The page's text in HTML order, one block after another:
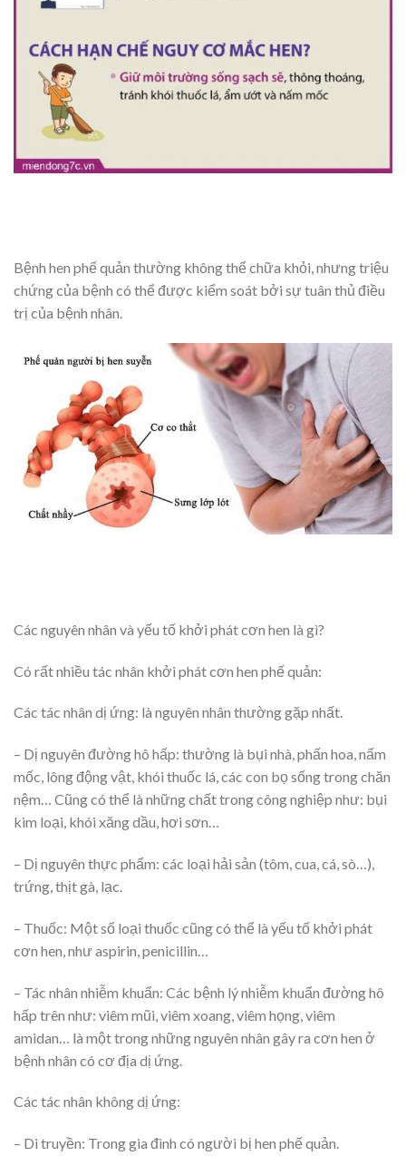
Bệnh hen phế quản thường không thể chữa khỏi, nhưng triệu
chứng của bệnh có thể được kiểm soát bởi sự tuân thủ điều
trị của bệnh nhân.
Các nguyên nhân và yếu tố khởi phát cơn hen là gì?
Có rất nhiều tác nhân khởi phát cơn hen phế quản:
Các tác nhân dị ứng: là nguyên nhân thường gặp nhất.
– Dị nguyên đường hô hấp: thường là bụi nhà, phấn hoa, nấm
mốc, lông động vật, khói thuốc lá, các con bọ sống trong chăn
nệm… Cũng có thể là những chất trong công nghiệp như: bụi
kim loại, khói xăng dầu, hơi sơn…
– Dị nguyên thực phẩm: các loại hải sản (tôm, cua, cá, sò…),
trứng, thịt gà, lạc.
– Thuốc: Một số loại thuốc cũng có thể là yếu tố khởi phát
cơn hen, như aspirin, penicillin…
– Tác nhân nhiễm khuẩn: Các bệnh lý nhiễm khuẩn đường hô
hấp trên như: viêm mũi, viêm xoang, viêm họng, viêm
amidan… là một trong những nguyên nhân gây ra cơn hen ở
bệnh nhân có cơ địa dị ứng.
Các tác nhân không dị ứng:
– Di truyền: Trong gia đình có người bị hen phế quản.